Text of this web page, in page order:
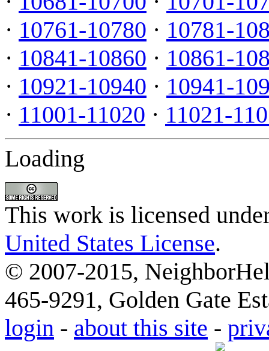
· 10761-10780 · 10781-
· 10841-10860 · 10861-
· 10921-10940 · 10941-
· 11001-11020 · 11021-
Loading
This work is licensed
United States License.
© 2007-2015,
465-9291, Golden Gate
login - about this site -